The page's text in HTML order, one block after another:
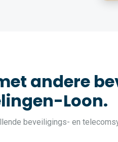
andere
Loon.
beveiligings- en